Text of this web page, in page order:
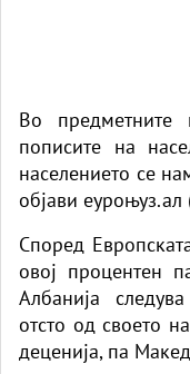
Во предметните
пописите на
населението се
објави
Според
овој процентен
Албанија
отсто од своето
деценија, па